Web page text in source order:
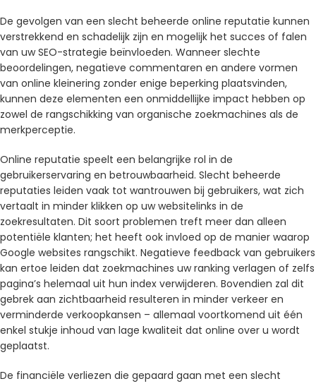
De gevolgen van een slecht beheerde online reputatie kunnen
verstrekkend en schadelijk zijn en mogelijk het succes of falen
van uw SEO-strategie beïnvloeden. Wanneer slechte
beoordelingen, negatieve commentaren en andere vormen
van online kleinering zonder enige beperking plaatsvinden,
kunnen deze elementen een onmiddellijke impact hebben op
zowel de rangschikking van organische zoekmachines als de
merkperceptie.
Online reputatie speelt een belangrijke rol in de
gebruikerservaring en betrouwbaarheid. Slecht beheerde
reputaties leiden vaak tot wantrouwen bij gebruikers, wat zich
vertaalt in minder klikken op uw websitelinks in de
zoekresultaten. Dit soort problemen treft meer dan alleen
potentiële klanten; het heeft ook invloed op de manier waarop
Google websites rangschikt. Negatieve feedback van gebruikers
kan ertoe leiden dat zoekmachines uw ranking verlagen of zelfs
pagina’s helemaal uit hun index verwijderen. Bovendien zal dit
gebrek aan zichtbaarheid resulteren in minder verkeer en
verminderde verkoopkansen – allemaal voortkomend uit één
enkel stukje inhoud van lage kwaliteit dat online over u wordt
geplaatst.
De financiële verliezen die gepaard gaan met een slecht